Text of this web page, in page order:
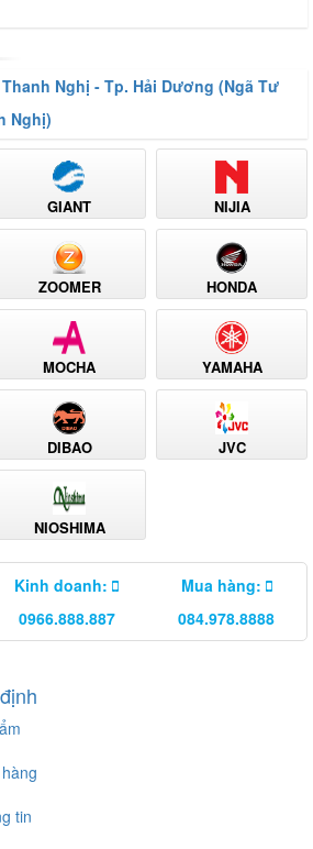
Nghị - Tp. Hải Dương (Ngã Tư
Nghị)
GIANT NIJIA
ZOOMER HONDA
MOCHA YAMAHA
DIBAO JVC
NIOSHIMA
Kinh doanh:
0966.888.887
Mua hàng:
084.978.8888
tin